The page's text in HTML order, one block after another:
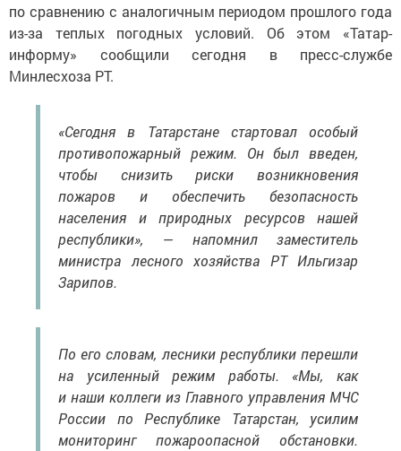
по сравнению с аналогичным периодом прошлого года
из-за теплых погодных условий. Об этом «Татар-
информу» сообщили сегодня в пресс-службе
Минлесхоза РТ.
«Сегодня в Татарстане стартовал особый
противопожарный режим. Он был введен,
чтобы снизить риски возникновения
пожаров и обеспечить безопасность
населения и природных ресурсов нашей
республики», — напомнил заместитель
министра лесного хозяйства РТ Ильгизар
Зарипов.
По его словам, лесники республики перешли
на усиленный режим работы. «Мы, как
и наши коллеги из Главного управления МЧС
России по Республике Татарстан, усилим
мониторинг пожароопасной обстановки.